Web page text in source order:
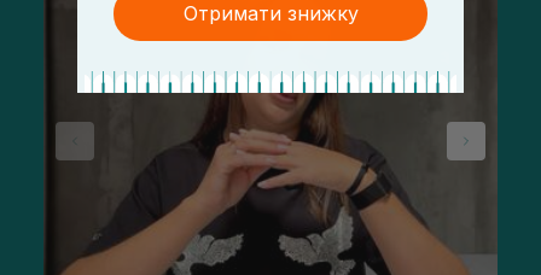
Отримати знижку